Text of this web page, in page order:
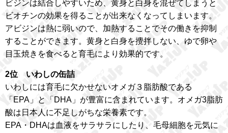
ビジンは結合しやすいため、黄身と白身を混ぜてしまうと
ビオチンの効果を得ることが出来なくなってしまいます。
アビジンは熱に弱いので、加熱することでその働きを抑制
することができます。黄身と白身を攪拌しない、ゆで卵や
目玉焼きを食べると育毛により効果的です。
2位 いわしの缶詰
いわしには育毛に欠かせないオメガ３脂肪酸である
「EPA」と「DHA」が豊富に含まれています。オメガ3脂肪
酸は日本人に不足しがちな栄養素です。
EPA・DHAは血液をサラサラにしたり、毛母細胞を元気に